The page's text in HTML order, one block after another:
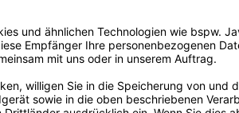
bis 15:00 Uhr:+49(0)176-85996762